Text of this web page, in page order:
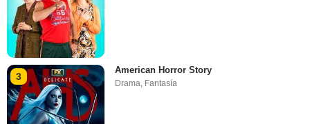
3
American Horror Story
Drama, Fantasía